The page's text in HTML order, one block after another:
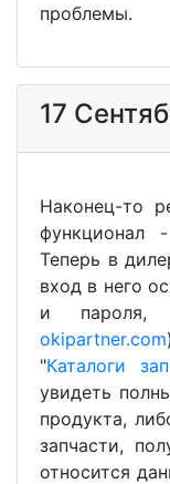
проблемы.
17
Наконец-то
функционал -
Теперь в
вход в него
и пароля,
okipartner.com
"Каталоги
увидеть
продукта,
запчасти,
относится